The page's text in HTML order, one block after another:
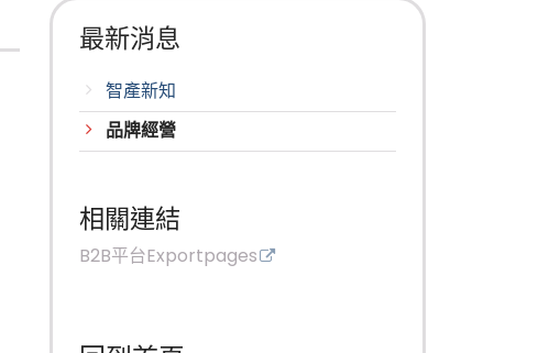
最新消息
智產新知
品牌經營
相關連結
B2B平台Exportpages